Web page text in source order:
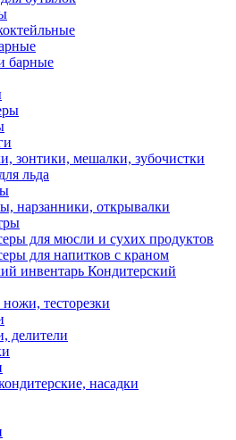
барные
зонтики, мешалки, зубочистки
льда
нарзанники, открывалки
для мюсли и сухих продуктов
для напитков с краном
Кондитерский
тесторезки
делители
насадки